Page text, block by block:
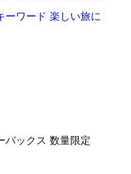
ーワード 楽しい旅に
バックス 数量限定